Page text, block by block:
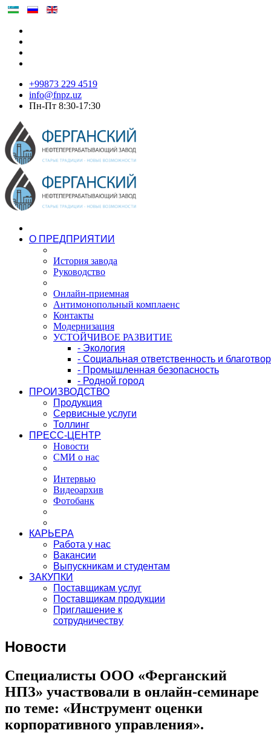
+99873 229 4519
info@fnpz.uz
Пн-Пт 8:30-17:30
О ПРЕДПРИЯТИИ
История завода
Руководство
Онлайн-приемная
Антимонопольный комплаенс
Контакты
Модернизация
УСТОЙЧИВОЕ РАЗВИТИЕ
- Экология
- Социальная ответственность и
- Промышленная безопасность
- Родной город
ПРОИЗВОДСТВО
Продукция
Сервисные услуги
Толлинг
ПРЕСС-ЦЕНТР
Новости
СМИ о нас
Интервью
Видеоархив
Фотобанк
КАРЬЕРА
Работа у нас
Вакансии
Выпускникам и студентам
ЗАКУПКИ
Поставщикам услуг
Поставщикам продукции
Приглашение к
сотрудничеству
Новости
Специалисты ООО «Ферганский
НПЗ» участвовали в онлайн-семинаре
по теме: «Инструмент оценки
корпоративного управления».